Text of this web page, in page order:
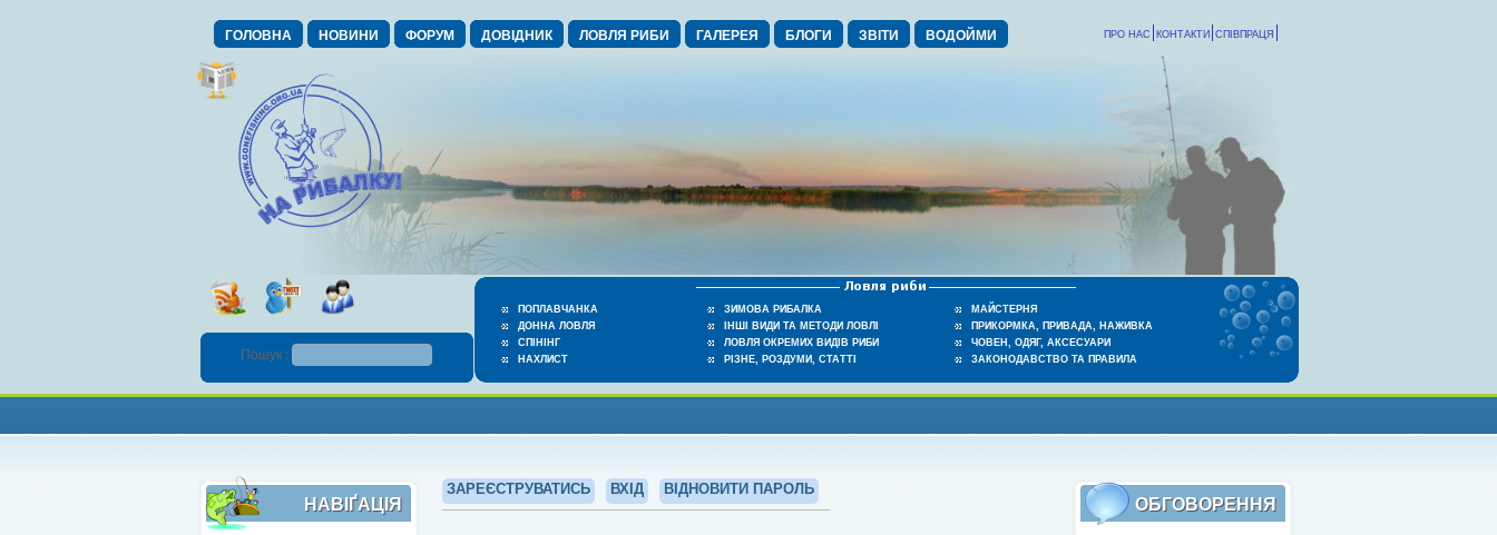
ГОЛОВНА НОВИНИ ФОРУМ ДОВІДНИК ЛОВЛЯ РИБИ ГАЛЕРЕЯ БЛОГИ ЗВІТИ ВОДОЙМИ СПІВПРАЦЯ
КОНТАКТИ
ПРО НАС
ПОПЛАВЧАНКА
ДОННА ЛОВЛЯ
СПІНІНГ
НАХЛИСТ
ЗИМОВА РИБАЛКА
ІНШІ ВИДИ ТА МЕТОДИ ЛОВЛІ
ЛОВЛЯ ОКРЕМИХ ВИДІВ РИБИ
РІЗНЕ, РОЗДУМИ, СТАТТІ
МАЙСТЕРНЯ
ПРИКОРМКА, ПРИВАДА, НАЖИВКА
ЧОВЕН, ОДЯГ, АКСЕСУАРИ
ЗАКОНОДАВСТВО ТА ПРАВИЛА
Пошук :
НАВІҐАЦІЯ
ЗАРЕЄСТРУВАТИСЬ ВХІД ВІДНОВИТИ ПАРОЛЬ
ОБГОВОРЕННЯ